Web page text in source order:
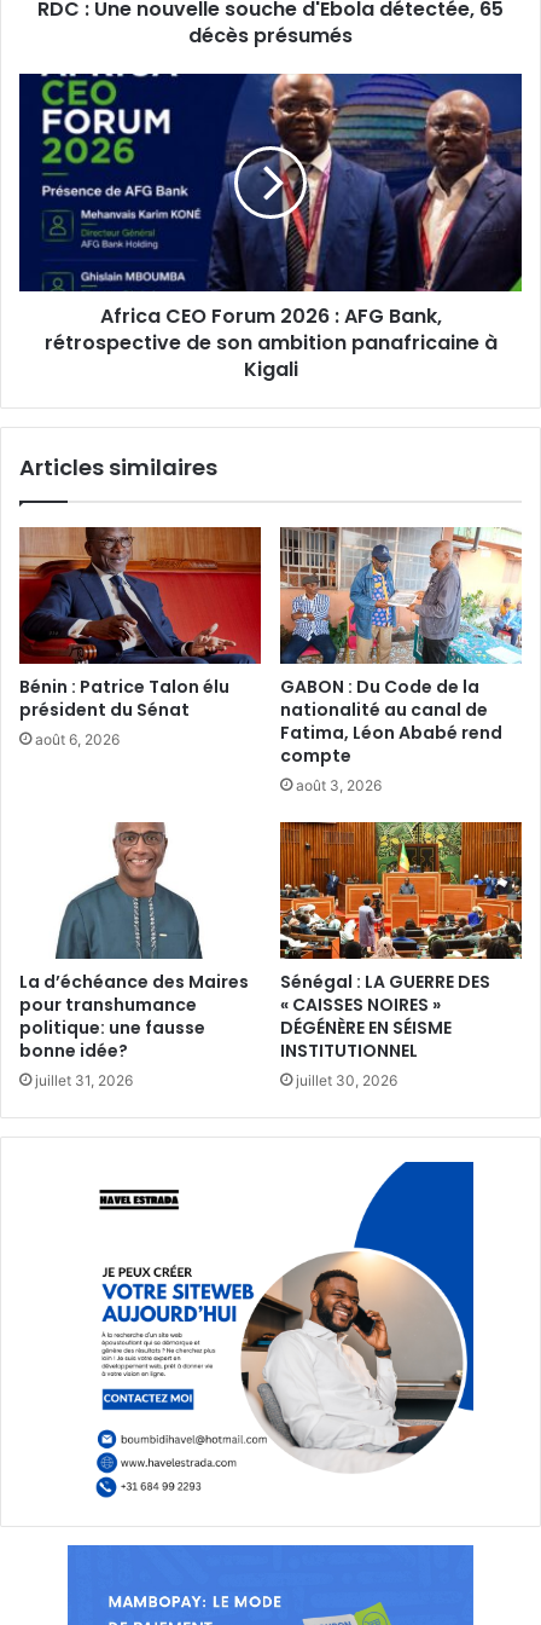
présumés
RDC : Une nouvelle souche d'Ebola détectée, 65
décès présumés
Africa
CEO
Forum
2026
AFG
Bank,
rétrospective
de
ambition
Kigali
Africa CEO Forum 2026 : AFG Bank,
rétrospective de son ambition panafricaine à
Kigali
Articles similaires
Bénin : Patrice Talon élu
président du Sénat‎
août 6, 2026
GABON : Du Code de la
nationalité au canal de
Fatima, Léon Ababé rend
compte
août 3, 2026
La d’échéance des Maires
pour transhumance
politique: une fausse
bonne idée?
juillet 31, 2026
Sénégal : LA GUERRE DES
« CAISSES NOIRES »
DÉGÉNÈRE EN SÉISME
INSTITUTIONNEL
juillet 30, 2026